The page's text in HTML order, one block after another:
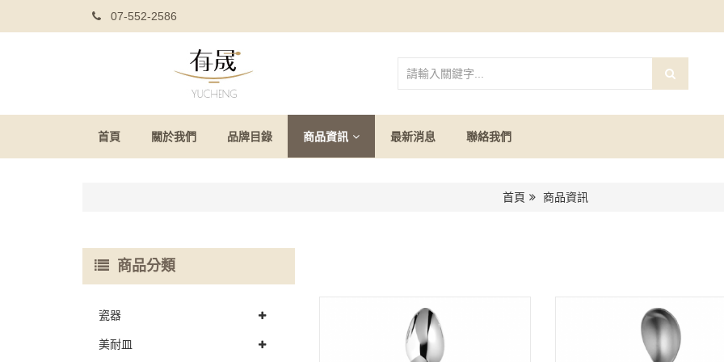
07-552-2586
首頁 關於我們 品牌目錄 商品資訊 最新消息 聯絡我們
首頁 商品資訊
商品分類
瓷器
美耐皿